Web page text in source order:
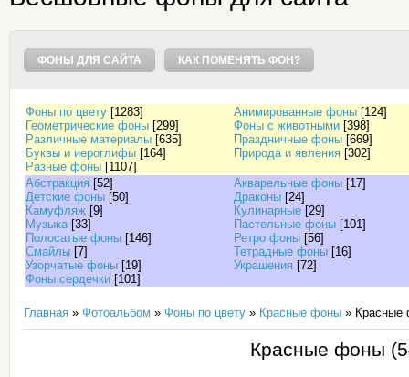
ФОНЫ ДЛЯ САЙТА КАК ПОМЕНЯТЬ ФОН?
Фоны по цвету [1283] Анимированные фоны [124]
Геометрические фоны [299] Фоны с животными [398]
Различные материалы [635] Праздничные фоны [669]
Буквы и иероглифы [164] Природа и явления [302]
Разные фоны [1107]
Абстракция [52] Акварельные фоны [17]
Детские фоны [50] Драконы [24]
Камуфляж [9] Кулинарные [29]
Музыка [33] Пастельные фоны [101]
Полосатые фоны [146] Ретро фоны [56]
Смайлы [7] Тетрадные фоны [16]
Узорчатые фоны [19] Украшения [72]
Фоны сердечки [101]
Главная » Фотоальбом » Фоны по цвету » Красные фоны » Красные
Красные фоны